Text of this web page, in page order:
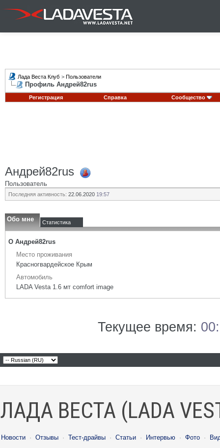
Лада Веста Клуб > Пользователи
Профиль Андрей82rus
Регистрация Справка Сообщество
Андрей82rus
Пользователь
Последняя активность: 22.06.2020 19:57
Обо мне Статистика
О Андрей82rus
Место проживания
Красногвардейское Крым
Автомобиль
LADA Vesta 1.6 мт comfort image
Текущее время:
ЛАДА ВЕСТА (LADA
Новости · Отзывы · Тест-драйвы · Статьи · Интервью · Фото ·